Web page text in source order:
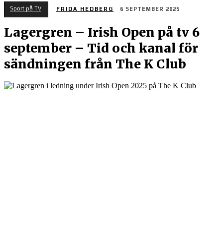
Sport på TV FRIDA HEDBERG 6 SEPTEMBER 2025
Lagergren – Irish Open på tv 6
september – Tid och kanal för
sändningen från The K Club